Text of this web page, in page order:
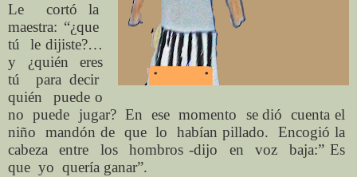
Le cortó la
maestra: “¿que
tú le dijiste?…
y ¿quién eres
tú para decir
quién puede o
no puede jugar? En ese momento se dió cuenta el
niño mandón de que lo habían pillado. Encogió la
cabeza entre los hombros -dijo en voz baja:” Es
que yo quería ganar”.